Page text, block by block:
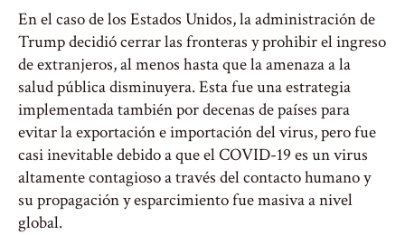
En el caso de los Estados Unidos, la administración de
Trump decidió cerrar las fronteras y prohibir el ingreso
de extranjeros, al menos hasta que la amenaza a la
salud pública disminuyera. Esta fue una estrategia
implementada también por decenas de países para
evitar la exportación e importación del virus, pero fue
casi inevitable debido a que el COVID-19 es un virus
altamente contagioso a través del contacto humano y
su propagación y esparcimiento fue masiva a nivel
global.